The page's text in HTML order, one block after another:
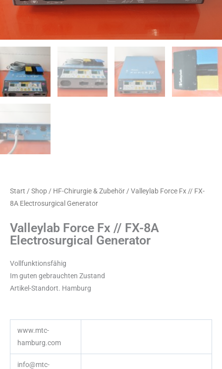
Start / Shop / HF-Chirurgie & Zubehör / Valleylab Force Fx // FX-
8A Electrosurgical Generator
Valleylab Force Fx // FX-8A
Electrosurgical Generator
Vollfunktionsfähig
Im guten gebrauchten Zustand
Artikel-Standort. Hamburg
www.mtc-
hamburg.com
info@mtc-